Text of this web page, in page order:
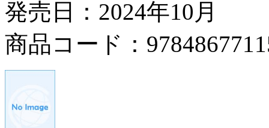
発売日：2024年10月
商品コード：